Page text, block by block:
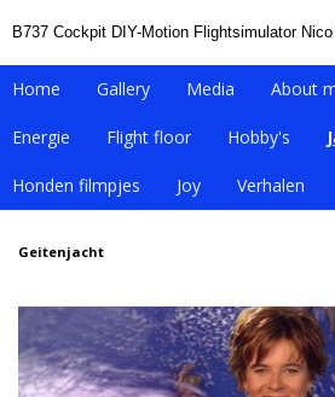
B737 Cockpit DIY-Motion Flightsimulator
Home Gallery Media About
Energie Flight floor Hobby's
Honden filmpjes Joy Verhalen
Geitenjacht